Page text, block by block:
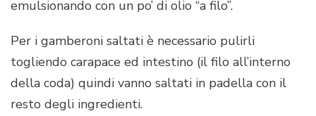
emulsionando con un po’ di olio “a filo”.
Per i gamberoni saltati è necessario pulirli
togliendo carapace ed intestino (il filo all’interno
della coda) quindi vanno saltati in padella con il
resto degli ingredienti.